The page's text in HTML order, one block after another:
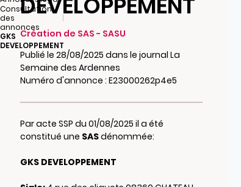
Consultation
des
annonces
|
GKS
DEVELOPPEMENT
Création de SAS - SASU
Publié le 28/08/2025 dans le journal La
Semaine des Ardennes
Numéro d'annonce : E23000262p4e5
Par acte SSP du 01/08/2025 il a été
constitué une SASdénommée:
GKS DEVELOPPEMENT